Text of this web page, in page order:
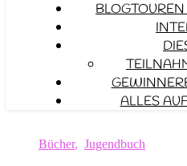
ALLES
Bücher, Jugendbuch